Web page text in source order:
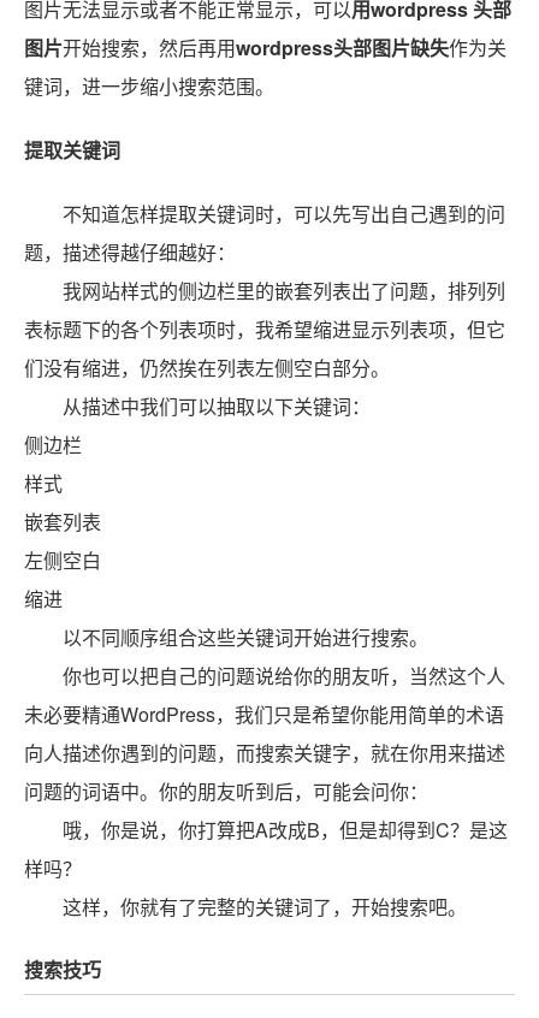
图片无法显示或者不能正常显示，可以用wordpress 头部
图片开始搜索，然后再用wordpress头部图片缺失作为关
键词，进一步缩小搜索范围。
提取关键词
不知道怎样提取关键词时，可以先写出自己遇到的问
题，描述得越仔细越好：
我网站样式的侧边栏里的嵌套列表出了问题，排列列
表标题下的各个列表项时，我希望缩进显示列表项，但它
们没有缩进，仍然挨在列表左侧空白部分。
从描述中我们可以抽取以下关键词：
侧边栏
样式
嵌套列表
左侧空白
缩进
以不同顺序组合这些关键词开始进行搜索。
你也可以把自己的问题说给你的朋友听，当然这个人
未必要精通WordPress，我们只是希望你能用简单的术语
向人描述你遇到的问题，而搜索关键字，就在你用来描述
问题的词语中。你的朋友听到后，可能会问你：
哦，你是说，你打算把A改成B，但是却得到C？是这
样吗？
这样，你就有了完整的关键词了，开始搜索吧。
搜索技巧